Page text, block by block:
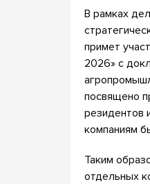
В рамках
примет
2026» с
посвящено
резидентов
компаниям
Таким
отдельных